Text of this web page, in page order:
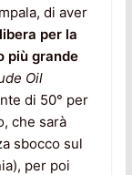
di aver
per la
più grande
Oil
di 50° per
che sarà
sbocco sul
per poi